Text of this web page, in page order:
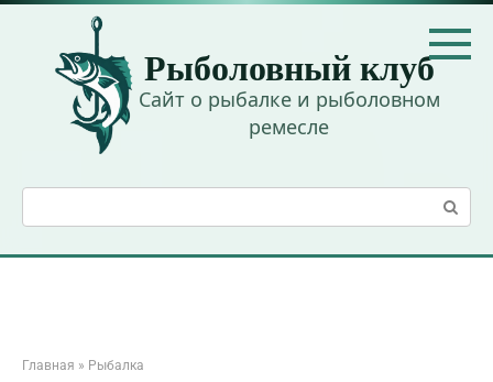
Перейти
контенту
Рыболовный клуб
Сайт о рыбалке и рыболовном
ремесле
Главная » Рыбалка